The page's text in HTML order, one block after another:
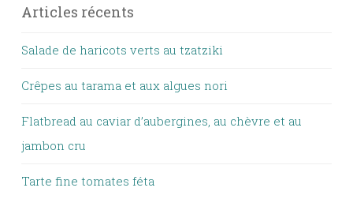
Articles récents
Salade de haricots verts au tzatziki
Crêpes au tarama et aux algues nori
Flatbread au caviar d’aubergines, au chèvre et au
jambon cru
Tarte fine tomates féta